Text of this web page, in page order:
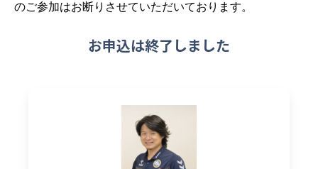
のご参加はお断りさせていただいております。
お申込は終了しました